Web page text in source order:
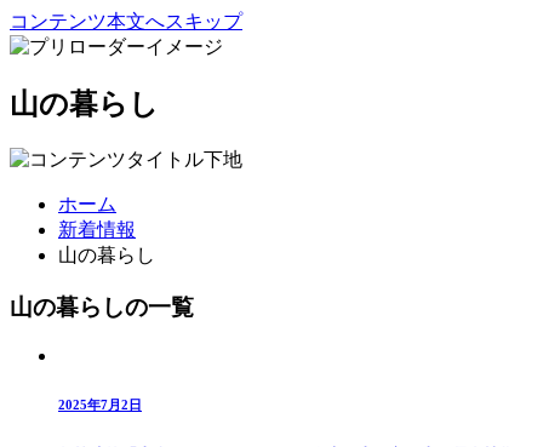
コンテンツ本文へスキップ
山の暮らし
ホーム
新着情報
山の暮らし
山の暮らしの一覧
2025年7月2日